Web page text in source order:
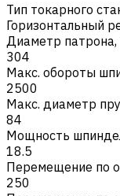
Тип токарного
Горизонтальный
Диаметр
304
Макс. обороты
2500
Макс. диаметр
84
Мощность
18.5
Перемещение по
250